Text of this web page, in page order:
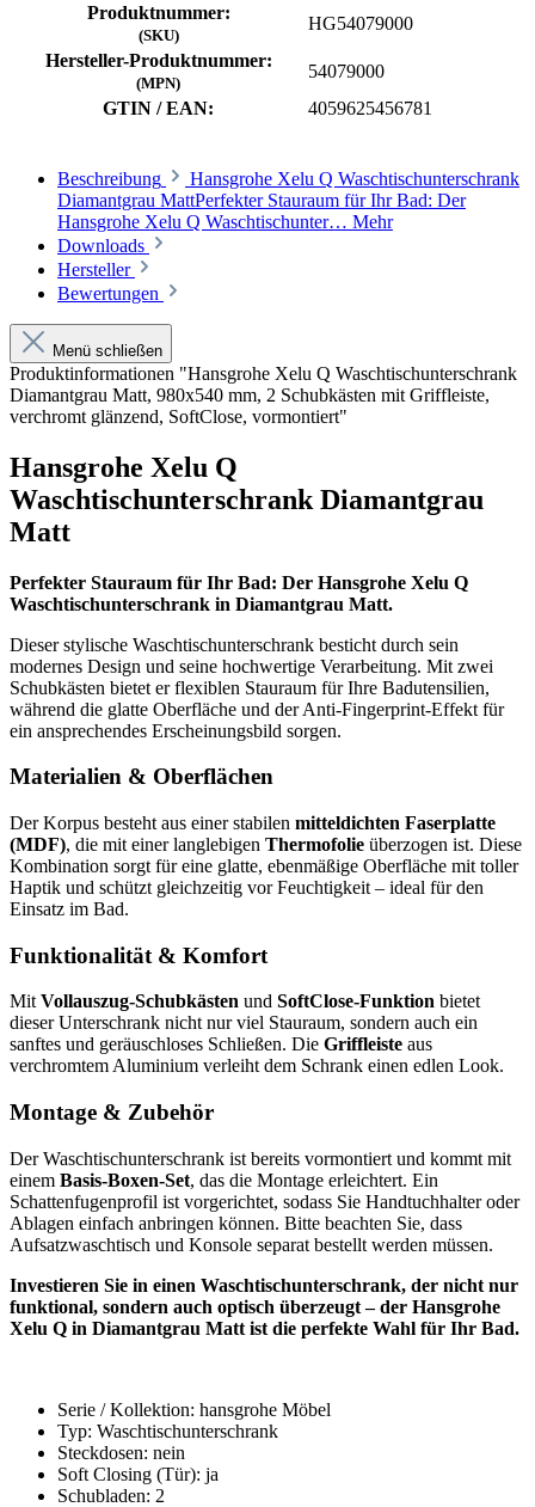
Produktnummer:
(SKU)
HG54079000
Hersteller-Produktnummer:
(MPN)
54079000
GTIN / EAN:
4059625456781
Beschreibung
Hansgrohe Xelu Q Waschtischunterschrank
Diamantgrau MattPerfekter Stauraum für Ihr Bad: Der
Hansgrohe Xelu Q Waschtischunter… Mehr
Downloads
Hersteller
Bewertungen
Menü schließen
Produktinformationen "Hansgrohe Xelu Q Waschtischunterschrank
Diamantgrau Matt, 980x540 mm, 2 Schubkästen mit Griffleiste,
verchromt glänzend, SoftClose, vormontiert"
Hansgrohe Xelu Q
Waschtischunterschrank Diamantgrau
Matt
Perfekter Stauraum für Ihr Bad: Der Hansgrohe Xelu Q
Waschtischunterschrank in Diamantgrau Matt.
Dieser stylische Waschtischunterschrank besticht durch sein
modernes Design und seine hochwertige Verarbeitung. Mit zwei
Schubkästen bietet er flexiblen Stauraum für Ihre Badutensilien,
während die glatte Oberfläche und der Anti-Fingerprint-Effekt für
ein ansprechendes Erscheinungsbild sorgen.
Materialien & Oberflächen
Der Korpus besteht aus einer stabilen mitteldichten Faserplatte
(MDF), die mit einer langlebigen Thermofolie überzogen ist. Diese
Kombination sorgt für eine glatte, ebenmäßige Oberfläche mit toller
Haptik und schützt gleichzeitig vor Feuchtigkeit – ideal für den
Einsatz im Bad.
Funktionalität & Komfort
MitVollauszug-Schubkästen und SoftClose-Funktion bietet
dieser Unterschrank nicht nur viel Stauraum, sondern auch ein
sanftes und geräuschloses Schließen. Die Griffleiste aus
verchromtem Aluminium verleiht dem Schrank einen edlen Look.
Montage & Zubehör
Der Waschtischunterschrank ist bereits vormontiert und kommt mit
einem Basis-Boxen-Set, das die Montage erleichtert. Ein
Schattenfugenprofil ist vorgerichtet, sodass Sie Handtuchhalter oder
Ablagen einfach anbringen können. Bitte beachten Sie, dass
Aufsatzwaschtisch und Konsole separat bestellt werden müssen.
Investieren Sie in einen Waschtischunterschrank, der nicht nur
funktional, sondern auch optisch überzeugt – der Hansgrohe
Xelu Q in Diamantgrau Matt ist die perfekte Wahl für Ihr Bad.
Serie / Kollektion: hansgrohe Möbel
Typ: Waschtischunterschrank
Steckdosen: nein
Soft Closing (Tür): ja
Schubladen: 2